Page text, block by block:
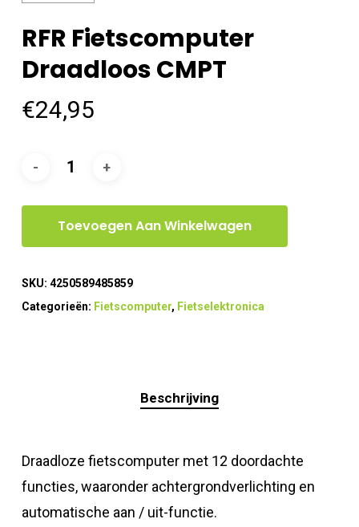
RFR Fietscomputer
Draadloos CMPT
€24,95
Toevoegen Aan Winkelwagen
SKU: 4250589485859
Categorieën: Fietscomputer, Fietselektronica
Beschrijving
Draadloze fietscomputer met 12 doordachte
functies, waaronder achtergrondverlichting en
automatische aan / uit-functie.